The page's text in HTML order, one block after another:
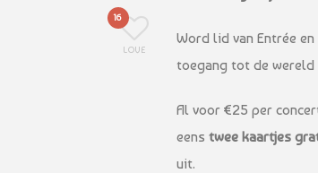
16
LOVE
Word lid van Entrée
toegang tot de wereld
Al voor €25 per
eens twee kaartjes
uit.